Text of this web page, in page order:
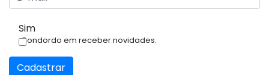
Sim
Condordo em receber novidades.
Cadastrar